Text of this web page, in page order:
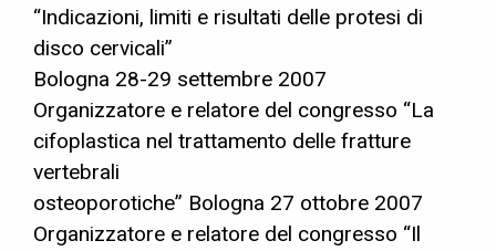
“Indicazioni, limiti e risultati delle protesi di
disco cervicali”
Bologna 28-29 settembre 2007
Organizzatore e relatore del congresso “La
cifoplastica nel trattamento delle fratture
vertebrali
osteoporotiche” Bologna 27 ottobre 2007
Organizzatore e relatore del congresso “Il